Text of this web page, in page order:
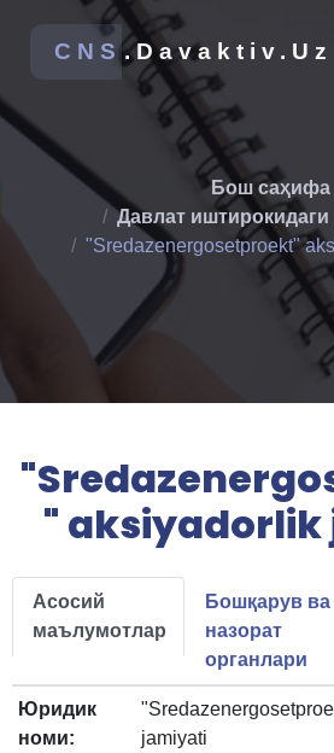
CNS.Davaktiv.Uz
Бош саҳифа
Давлат иштирокидаги
"Sredazenergosetproekt"
"
Асосий
маълумотлар
Бошқарув ва
назорат
органлари
Юридик
номи:
jamiyati